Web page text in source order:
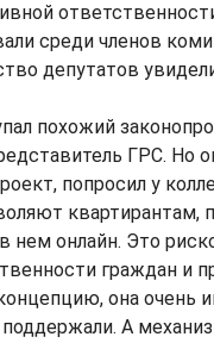
среди членов
депутатов
похожий
ГРС. Но
попросил у
нем онлайн. Это
граждан и
она очень
А